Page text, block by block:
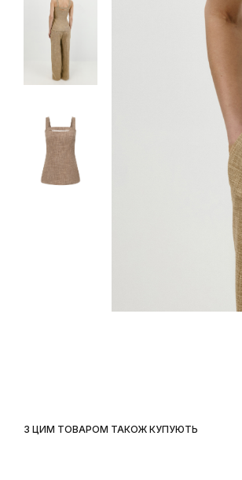
З ЦИМ ТОВАРОМ ТАКОЖ КУПУЮТЬ